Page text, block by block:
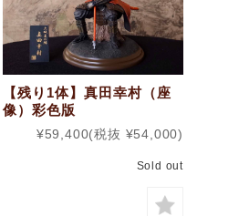
【残り1体】真田幸村（座
像）彩色版
¥59,400(税抜 ¥54,000)
Sold out